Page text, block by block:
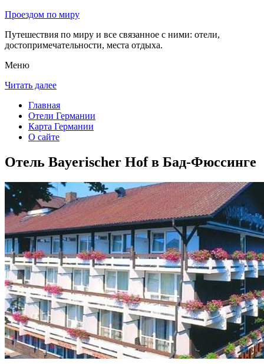
Проездом по миру
Путешествия по миру и все связанное с ними: отели,
достопримечательности, места отдыха.
Меню
Читать далее
Главная
Отели Германии
Карта Германии
О сайте
Отель Bayerischer Hof в Бад-Фюссинге